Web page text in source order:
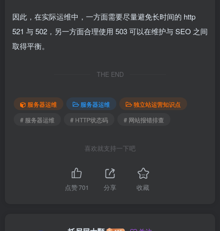
因此，在实际运维中，一方面需要尽量避免长时间的 http
521 与 502，另一方面合理使用 503 可以在维护与 SEO 之间
取得平衡。
THE END
服务器运维 服务器运维
独立站运营知识点
# 服务器运维
# HTTP状态码 # 网站报错排查
喜欢就支持一下吧
点赞701 分享 收藏